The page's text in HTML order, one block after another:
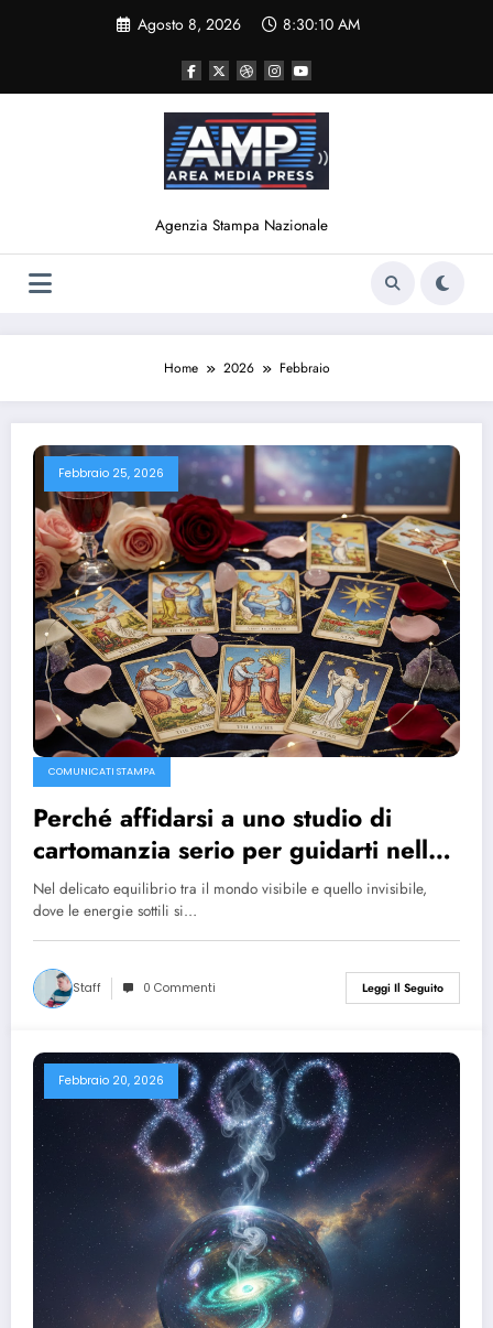
Agosto 8, 2026 8:30:11 AM
Agenzia Stampa Nazionale
Home 2026 Febbraio
Febbraio 25, 2026
COMUNICATI STAMPA
Perché affidarsi a uno studio di
cartomanzia serio per guidarti nelle
scelte d’amore
Nel delicato equilibrio tra il mondo visibile e quello invisibile,
dove le energie sottili si…
Staff 0 Commenti Leggi Il Seguito
Febbraio 20, 2026